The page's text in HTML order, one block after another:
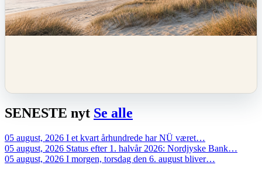
SENESTE nyt Se alle
05 august, 2026 I et kvart århundrede har NÜ været…
05 august, 2026 Status efter 1. halvår 2026: Nordjyske Bank…
05 august, 2026 I morgen, torsdag den 6. august bliver…